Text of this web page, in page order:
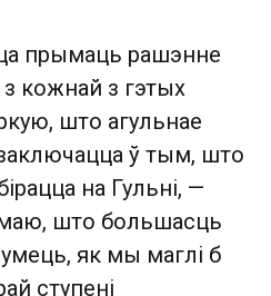
прымаць рашэнне
кожнай з гэтых
што агульнае
ў тым, што
на Гульні, —
што большасць
як мы маглі б
ступені